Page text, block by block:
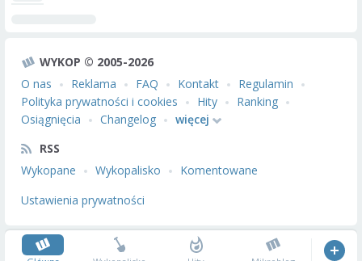
WYKOP © 2005-2026
O nas
Reklama FAQ Kontakt
Regulamin
Polityka prywatności i cookies
Hity
Ranking
Osiągnięcia
Changelog
więcej
RSS
Wykopane
Wykopalisko
Komentowane
Ustawienia prywatności